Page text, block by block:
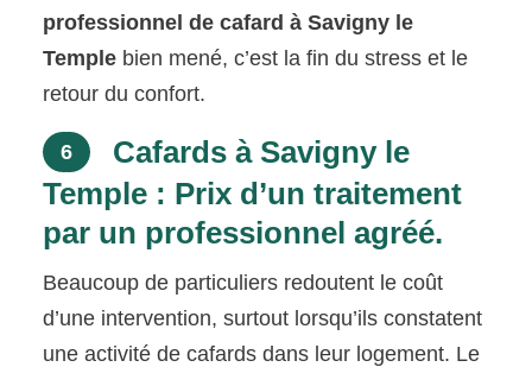
professionnel de cafard à Savigny le
Temple bien mené, c’est la fin du stress et le
retour du confort.
6
Cafards à Savigny le
Temple : Prix d’un traitement
par un professionnel agréé.
Beaucoup de particuliers redoutent le coût
d’une intervention, surtout lorsqu’ils constatent
une activité de cafards dans leur logement. Le